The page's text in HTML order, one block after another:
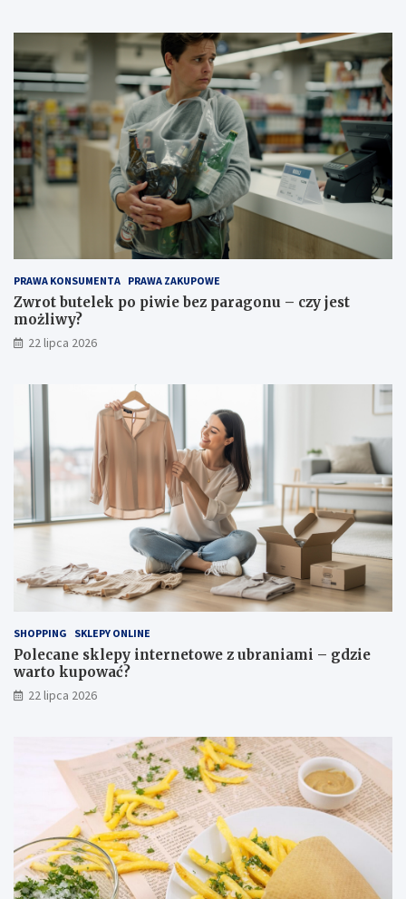
PRAWA KONSUMENTA PRAWA ZAKUPOWE
Zwrot butelek po piwie bez paragonu – czy jest
możliwy?
22 lipca 2026
SHOPPING SKLEPY ONLINE
Polecane sklepy internetowe z ubraniami – gdzie
warto kupować?
22 lipca 2026